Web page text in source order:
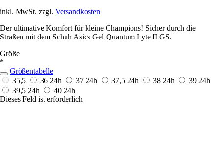
inkl. MwSt. zzgl. Versandkosten
Der ultimative Komfort für kleine Champions! Sicher durch die
Straßen mit dem Schuh Asics Gel-Quantum Lyte II GS.
Größe
*
Größentabelle
35,5
36 24h 37 24h 37,5 24h 38 24h 39 24h
39,5 24h 40 24h
Dieses Feld ist erforderlich